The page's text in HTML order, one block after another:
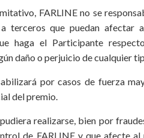
FARLINE no se
terceros que puedan afectar
haga el Participante
daño o perjuicio de cualquier
por casos de fuerza
del premio.
realizarse, bien por
de FARLINE y que afecte